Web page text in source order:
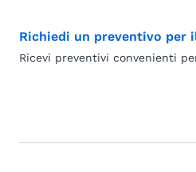
Richiedi un preventivo per
Ricevi preventivi convenienti